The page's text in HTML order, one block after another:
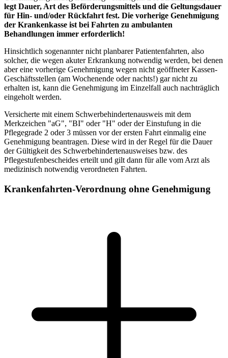
legt Dauer, Art des Beförderungsmittels und die Geltungsdauer
für Hin- und/oder Rückfahrt fest. Die vorherige Genehmigung
der Krankenkasse ist bei Fahrten zu ambulanten
Behandlungen immer erforderlich!
Hinsichtlich sogenannter nicht planbarer Patientenfahrten, also
solcher, die wegen akuter Erkrankung notwendig werden, bei denen
aber eine vorherige Genehmigung wegen nicht geöffneter Kassen-
Geschäftsstellen (am Wochenende oder nachts!) gar nicht zu
erhalten ist, kann die Genehmigung im Einzelfall auch nachträglich
eingeholt werden.
Versicherte mit einem Schwerbehindertenausweis mit dem
Merkzeichen "aG", "BI" oder "H" oder der Einstufung in die
Pflegegrade 2 oder 3 müssen vor der ersten Fahrt einmalig eine
Genehmigung beantragen. Diese wird in der Regel für die Dauer
der Gültigkeit des Schwerbehindertenausweises bzw. des
Pflegestufenbescheides erteilt und gilt dann für alle vom Arzt als
medizinisch notwendig verordneten Fahrten.
Krankenfahrten-Verordnung ohne Genehmigung